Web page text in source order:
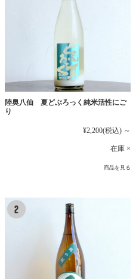
陸奥八仙 夏どぶろっく純米活性にご
り
¥2,200(税込) ～
在庫 ×
商品を見る